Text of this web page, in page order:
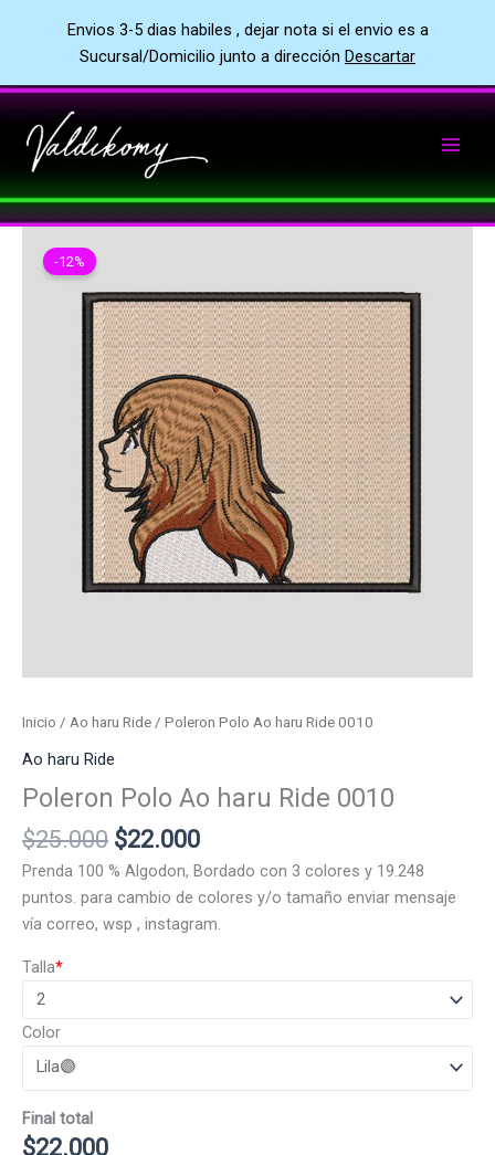
Envios 3-5 dias habiles , dejar nota si el envio es a
Sucursal/Domicilio junto a dirección Descartar
al
contenido
-12%
Inicio / Ao haru Ride / Poleron Polo Ao haru Ride 0010
Ao haru Ride
Poleron Polo Ao haru Ride 0010
$25.000 El
precio
original
era:
$22.000El
precio
actual
es:
Prenda 100 % Algodon, Bordado con 3 colores y 19.248
puntos. para cambio de colores y/o tamaño enviar mensaje
vía correo, wsp , instagram.
*
Talla
Color
Final total
$22.000